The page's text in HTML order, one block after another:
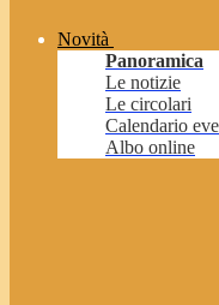
Novità
Panoramica
Le notizie
Le circolari
Calendario
Albo online